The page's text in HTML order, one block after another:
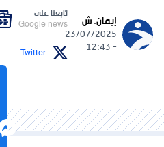
إيمان. ش
23/07/2025
- 12:43
تابعنا على
Google news
Twitter